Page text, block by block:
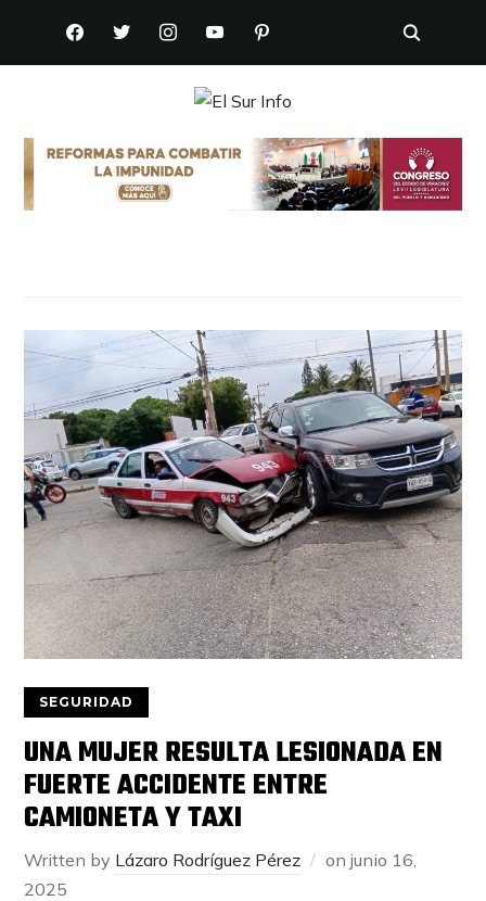
FACEBOOKTWITTERINSTAGRAMYOUTUBEPINTEREST
SEGURIDAD
UNA MUJER RESULTA LESIONADA EN
FUERTE ACCIDENTE ENTRE
CAMIONETA Y TAXI
Written by Lázaro Rodríguez Pérez onjunio 16,
2025